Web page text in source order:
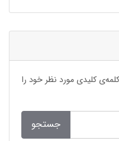
کلیدی مورد نظر خود را
جستجو